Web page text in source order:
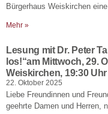
Bürgerhaus Weiskirchen
Mehr »
Lesung mit Dr. Peter
los!“am Mittwoch, 29.
Weiskirchen, 19:30 Uhr
22. Oktober 2025
Liebe Freundinnen und
geehrte Damen und Herren,